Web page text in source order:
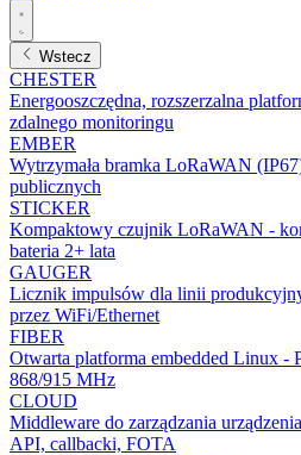
Wstecz
CHESTER
Energooszczędna, rozszerzalna
zdalnego monitoringu
EMBER
Wytrzymała bramka LoRaWAN
publicznych
STICKER
Kompaktowy czujnik LoRaWAN -
bateria 2+ lata
GAUGER
Licznik impulsów dla linii
przez WiFi/Ethernet
FIBER
Otwarta platforma embedded Linux -
868/915 MHz
CLOUD
Middleware do zarządzania
API, callbacki, FOTA